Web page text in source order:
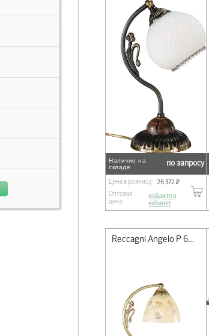
Наличие на
складе
по запросу
Цена в розницу:
26 372 ₽
Оптовая
цена:
войдите в
кабинет
Reccagni Angelo P 6358 P